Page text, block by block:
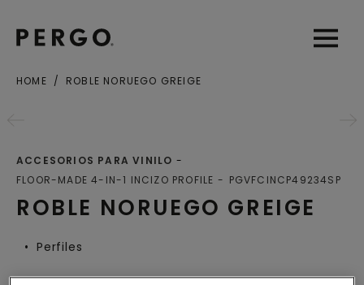
OpenOpen
HOME ROBLE NORUEGO GREIGE
ROBLE NORUEGO GREIGE
ACCESORIOS PARA VINILO
FLOOR-MADE 4-IN-1 INCIZO PROFILE
PGVFCINCP49234SP
Perfiles